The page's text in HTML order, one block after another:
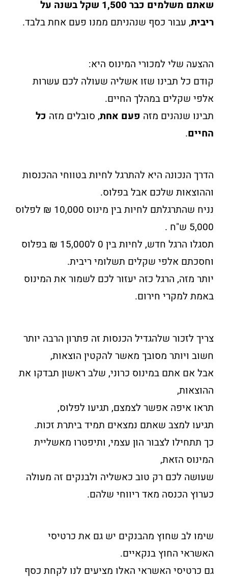
שאתם משלמים כבר 1,500 שקל בשנה על
ריבית, עבור כסף שנהניתם ממנו פעם אחת בלבד.
ההצעה שלי למכורי המינוס היא:
קודם כל תבינו שזו אשליה שעולה לכם עשרות
אלפי שקלים במהלך החיים.
תבינו שנהנים מזה פעם אחת, סובלים מזה כל
החיים.
הדרך הנכונה היא להתרגל לחיות בטווחי ההכנסות
וההוצאות שלכם אבל בפלוס.
נניח שהתרגלתם לחיות בין מינוס 10,000 ₪ לפלוס
5,000 ש"ח .
תסגלו הרגל חדש, לחיות בין 0 ל15,000 ₪ בפלוס
וחסכתם אלפי שקלים תשלומי ריבית.
יותר מזה, הרגל כזה יעזור לכם לשמור את המינוס
באמת למקרי חירום.
צריך לזכור שלהגדיל הכנסות זה פתרון הרבה יותר
חשוב ויותר מסובך מאשר להקטין הוצאות,
אבל אם אתם במינוס כרוני, שלב ראשון תבדקו את
ההוצאות,
תראו איפה אפשר לצמצם, תגיעו לפלוס,
תגיעו למצב שאתם נמצאים תמיד ביתרת זכות.
כך תתחילו לצבור הון עצמי, ותיפטרו מאשליית
המינוס הזאת,
שעושה לכם רק טוב כאשליה ולבנקים זה מעולה
כערוץ הכנסה מאד ריווחי שלהם.
שימו לב שחוץ מהבנקים יש גם את כרטיסי
האשראי החוץ בנקאיים.
גם כרטיסי האשראי האלו מציעים לנו לקחת כסף